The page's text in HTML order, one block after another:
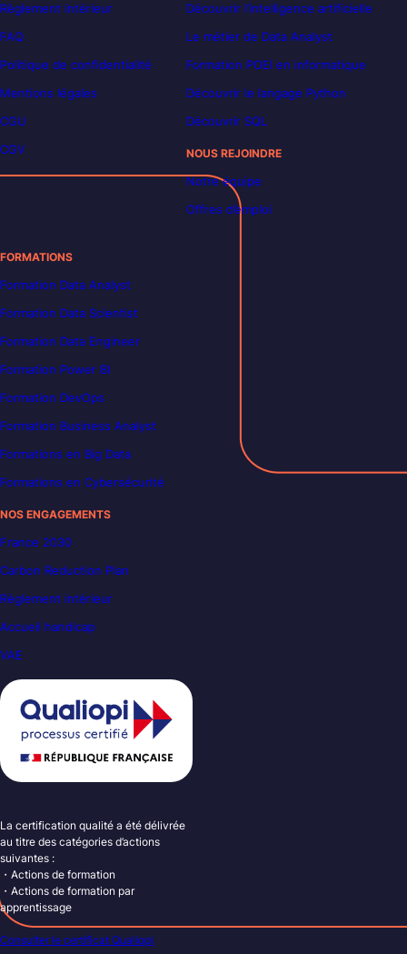
Règlement intérieur
FAQ
Politique de confidentialité
Mentions légales
CGU
CGV
Découvrir l’intelligence artificielle
Le métier de Data Analyst
Formation POEI en informatique
Découvrir le langage Python
Découvrir SQL
NOUS REJOINDRE
Notre équipe
Offres d’emploi
FORMATIONS
Formation Data Analyst
Formation Data Scientist
Formation Data Engineer
Formation Power BI
Formation DevOps
Formation Business Analyst
Formations en Big Data
Formations en Cybersécurité
NOS ENGAGEMENTS
France 2030
Carbon Reduction Plan
Règlement intérieur
Accueil handicap
VAE
La certification qualité a été délivrée
au titre des catégories d’actions
suivantes :
・Actions de formation
・Actions de formation par
apprentissage
Consulter le certificat Qualiopi